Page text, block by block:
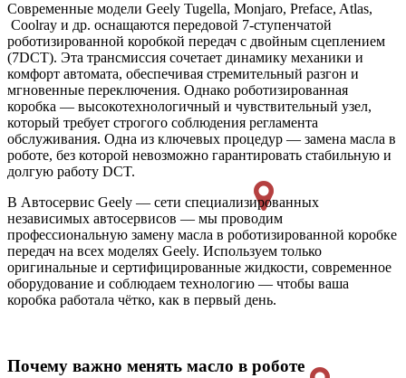
Современные модели Geely Tugella, Monjaro, Preface, Atlas,
Coolray и др. оснащаются передовой 7-ступенчатой
роботизированной коробкой передач с двойным сцеплением
(7DCT). Эта трансмиссия сочетает динамику механики и
комфорт автомата, обеспечивая стремительный разгон и
мгновенные переключения. Однако роботизированная
коробка — высокотехнологичный и чувствительный узел,
который требует строгого соблюдения регламента
обслуживания. Одна из ключевых процедур — замена масла в
роботе, без которой невозможно гарантировать стабильную и
долгую работу DCT.
В Автосервис Geely — сети специализированных
независимых автосервисов — мы проводим
профессиональную замену масла в роботизированной коробке
передач на всех моделях Geely. Используем только
оригинальные и сертифицированные жидкости, современное
оборудование и соблюдаем технологию — чтобы ваша
коробка работала чётко, как в первый день.
Почему важно менять масло в роботе